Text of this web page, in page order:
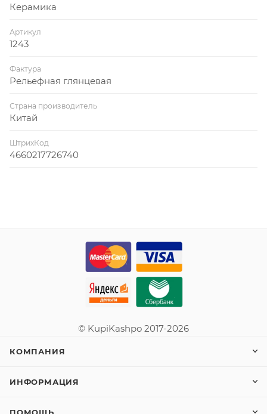
Керамика
Артикул
1243
Фактура
Рельефная глянцевая
Страна производитель
Китай
ШтрихКод
4660217726740
© KupiKashpo 2017-2026
КОМПАНИЯ
ИНФОРМАЦИЯ